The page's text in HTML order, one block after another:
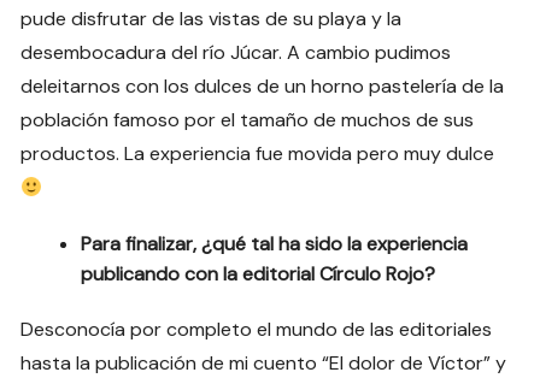
pude disfrutar de las vistas de su playa y la
desembocadura del río Júcar. A cambio pudimos
deleitarnos con los dulces de un horno pastelería de la
población famoso por el tamaño de muchos de sus
productos. La experiencia fue movida pero muy dulce
Para finalizar, ¿qué tal ha sido la experiencia
publicando con la editorial Círculo Rojo?
Desconocía por completo el mundo de las editoriales
hasta la publicación de mi cuento “El dolor de Víctor” y